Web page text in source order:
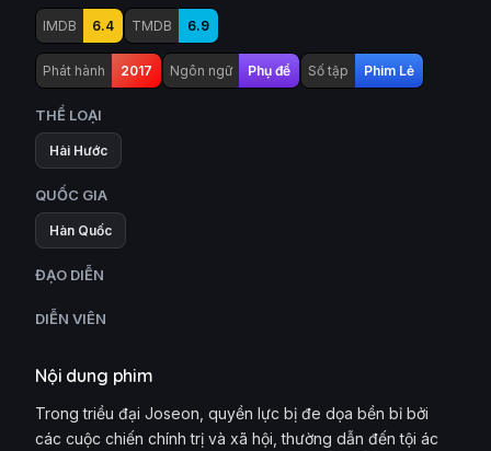
IMDB 6.4 TMDB 6.9
Phát hành 2017 Ngôn ngữ Phụ đề Số tập Phim Lẻ
THỂ LOẠI
Hài Hước
QUỐC GIA
Hàn Quốc
ĐẠO DIỄN
DIỄN VIÊN
Nội dung phim
Trong triều đại Joseon, quyền lực bị đe dọa bền bỉ bởi
các cuộc chiến chính trị và xã hội, thường dẫn đến tội ác